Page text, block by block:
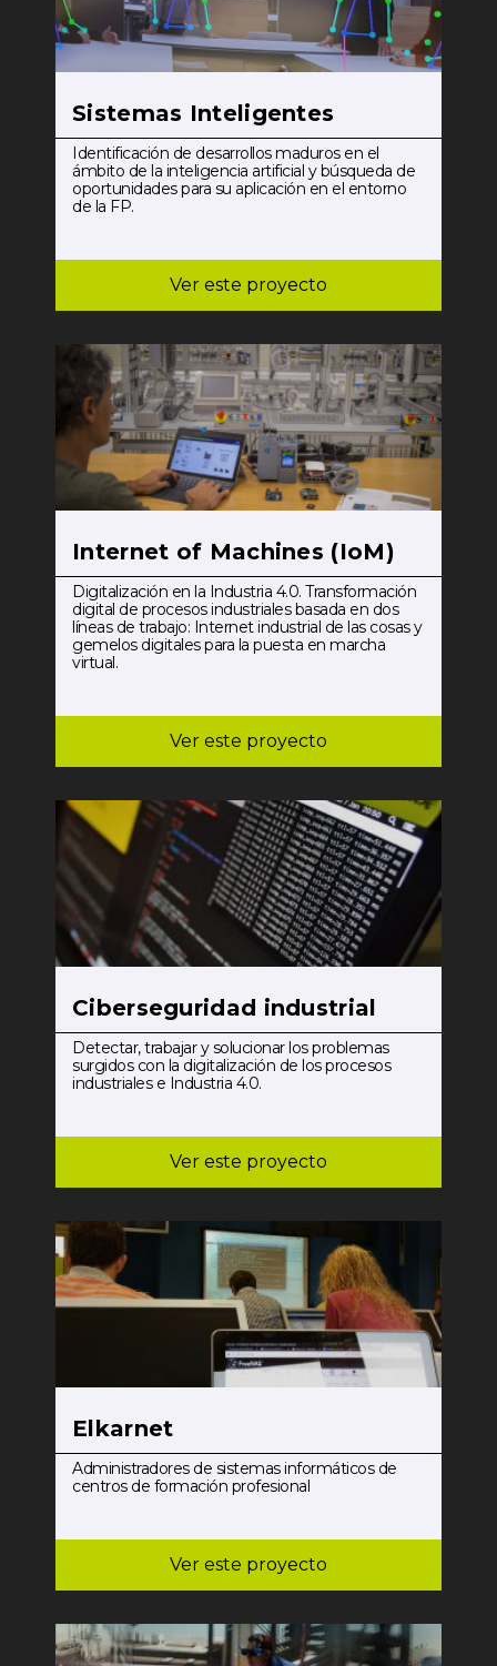
Sistemas Inteligentes
Identificación de desarrollos maduros en el
ámbito de la inteligencia artificial y búsqueda de
oportunidades para su aplicación en el entorno
de la FP.
Ver este proyecto
Internet of Machines (IoM)
Digitalización en la Industria 4.0. Transformación
digital de procesos industriales basada en dos
líneas de trabajo: Internet industrial de las cosas y
gemelos digitales para la puesta en marcha
virtual.
Ver este proyecto
Ciberseguridad industrial
Detectar, trabajar y solucionar los problemas
surgidos con la digitalización de los procesos
industriales e Industria 4.0.
Ver este proyecto
Elkarnet
Administradores de sistemas informáticos de
centros de formación profesional
Ver este proyecto